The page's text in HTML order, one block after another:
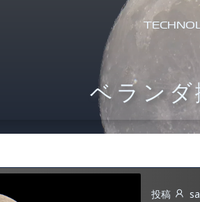
ベラン
投稿